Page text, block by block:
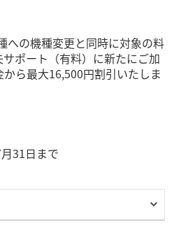
の機種変更と同時に対象の料
ポート（有料）に新たにご加
ら最大16,500円割引いたしま
31日まで